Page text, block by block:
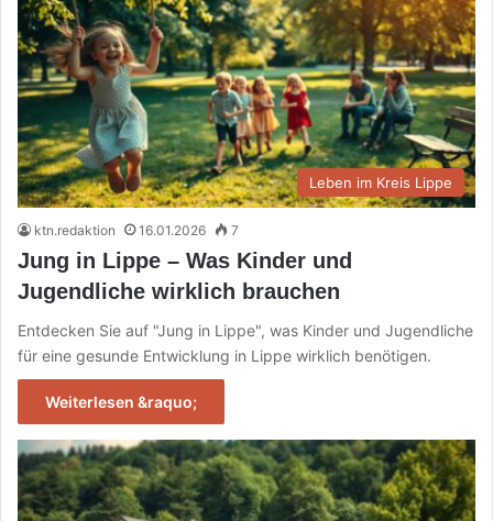
Leben im Kreis Lippe
ktn.redaktion 16.01.2026 7
Jung in Lippe – Was Kinder und
Jugendliche wirklich brauchen
Entdecken Sie auf "Jung in Lippe", was Kinder und Jugendliche
für eine gesunde Entwicklung in Lippe wirklich benötigen.
Weiterlesen &raquo;